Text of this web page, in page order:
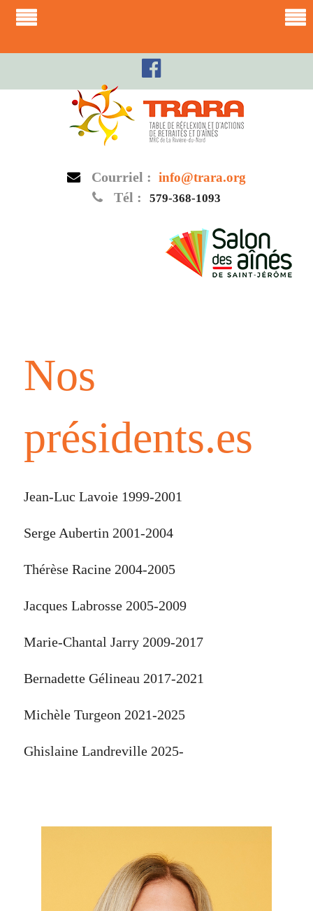
Courriel : info@trara.org
Tél : 579-368-1093
Nos
présidents.es
Jean-Luc Lavoie 1999-2001
Serge Aubertin 2001-2004
Thérèse Racine 2004-2005
Jacques Labrosse 2005-2009
Marie-Chantal Jarry 2009-2017
Bernadette Gélineau 2017-2021
Michèle Turgeon 2021-2025
Ghislaine Landreville 2025-